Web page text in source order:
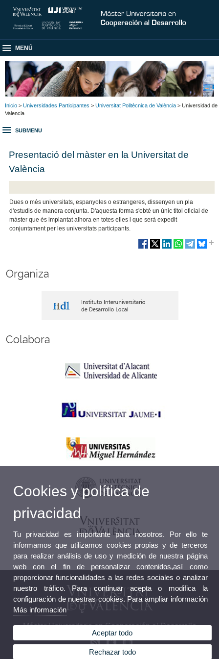
MENÚ
Inicio > Universidades Participantes > Universitat Politècnica de València > Universidad de
Valencia
SUBMENU
Presentació del màster en la Universitat de
València
Dues o més universitats, espanyoles o estrangeres, dissenyen un pla
d'estudis de manera conjunta. D'aquesta forma s'obté un únic títol oficial de
màster que és implantat alhora en totes elles i que serà expedit
conjuntament per les universitats participants.
Organiza
Colabora
Máster Universitario en Cooperación al Desarrollo
Cookies y política de
privacidad
Tu privacidad es importante para nosotros. Por ello te
informamos que utilizamos cookies propias y de terceros
para realizar análisis de uso y medición de nuestra página
web con el fin de personalizar contenidos,así como
proporcionar funcionalidades a las redes sociales o analizar
nuestro tráfico. Para continuar acepta o modifica la
configuración de nuestras cookies. Para ampliar información
Más información
Aceptar todo
Rechazar todo